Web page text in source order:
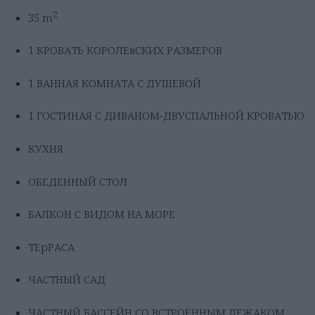
35 m2
1 КРОВАТЬ КОРОЛЕвСКИХ РАЗМЕРОВ
1 ВАННАЯ КОМНАТА С ДУШЕВОЙ
1 ГОСТИНАЯ С ДИВАНОМ-ДВУСПАЛЬНОЙ КРОВАТЬЮ
КУХНЯ
ОБЕДЕННЫЙ СТОЛ
БАЛКОН С ВИДОМ НА МОРЕ
ТЕрРАСА
ЧАСТНЫЙ САД
ЧАСТНЫЙ БАССЕЙН СО ВСТРОЕННЫМ ЛЕЖАКОМ